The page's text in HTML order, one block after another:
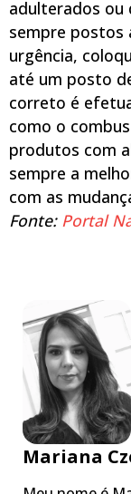
adulterados ou
sempre postos
urgência,
até um posto
correto é
como o
produtos com
sempre a
com as
Fonte: Portal
Mariana